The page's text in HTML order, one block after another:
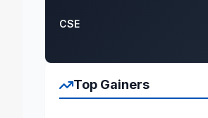
CSE
Top Gainers